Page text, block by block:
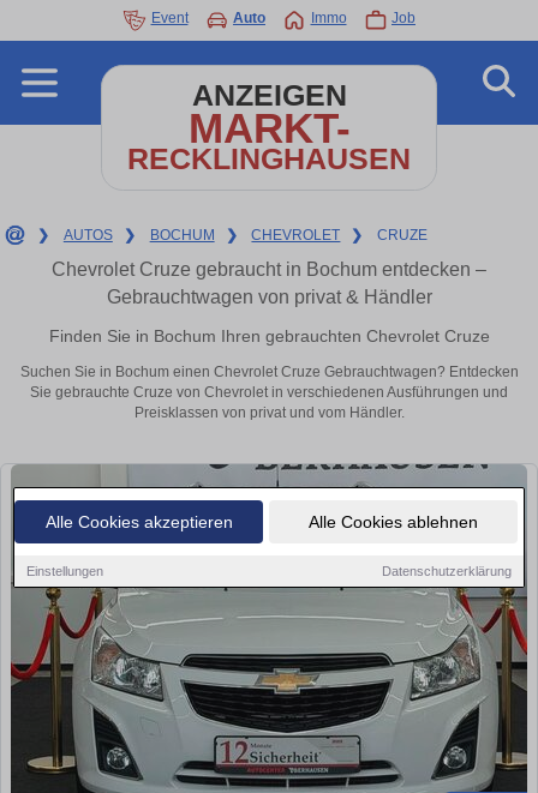
Alle Cookies akzeptieren Alle Cookies ablehnen
Einstellungen Datenschutzerklärung
Event Auto Immo Job
ANZEIGEN
MARKT-
RECKLINGHAUSEN
❯ AUTOS ❯ BOCHUM ❯ CHEVROLET ❯ CRUZE
Chevrolet Cruze gebraucht in Bochum entdecken –
Gebrauchtwagen von privat & Händler
Finden Sie in Bochum Ihren gebrauchten Chevrolet Cruze
Suchen Sie in Bochum einen Chevrolet Cruze Gebrauchtwagen? Entdecken
Sie gebrauchte Cruze von Chevrolet in verschiedenen Ausführungen und
Preisklassen von privat und vom Händler.